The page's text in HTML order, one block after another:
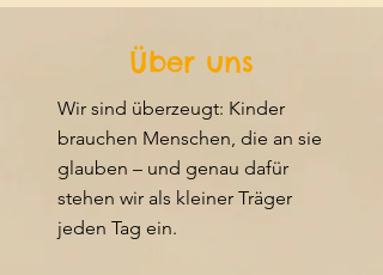
Über uns
Wir sind überzeugt: Kinder
brauchen Menschen, die an sie
glauben – und genau dafür
stehen wir als kleiner Träger
jeden Tag ein.